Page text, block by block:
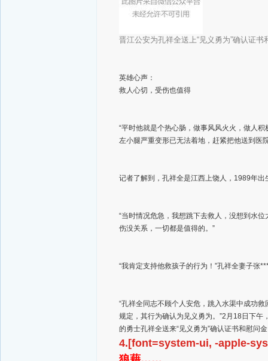
晋江公安为孔祥全送上“见义勇为”确认证书
英雄心声：
救人心切，受伤也值得
“平时他就是个热心肠，做事风风火火，做人
左小腿严重变形已无法着地，赶紧把他送到医
记者了解到，孔祥全是江西上饶人，1989年
“当时情况危急，我想跳下去救人，没想到水
伤没关系，一切都是值得的。”
“我肯定支持他救孩子的行为！”孔祥全妻子张
“孔祥全同志不顾个人安危，跳入水渠中成功
规定，其行为确认为见义勇为。”2月18日下
的勇士孔祥全送来“见义勇为”确认证书和慰问
4.[font=system-ui, -apple-